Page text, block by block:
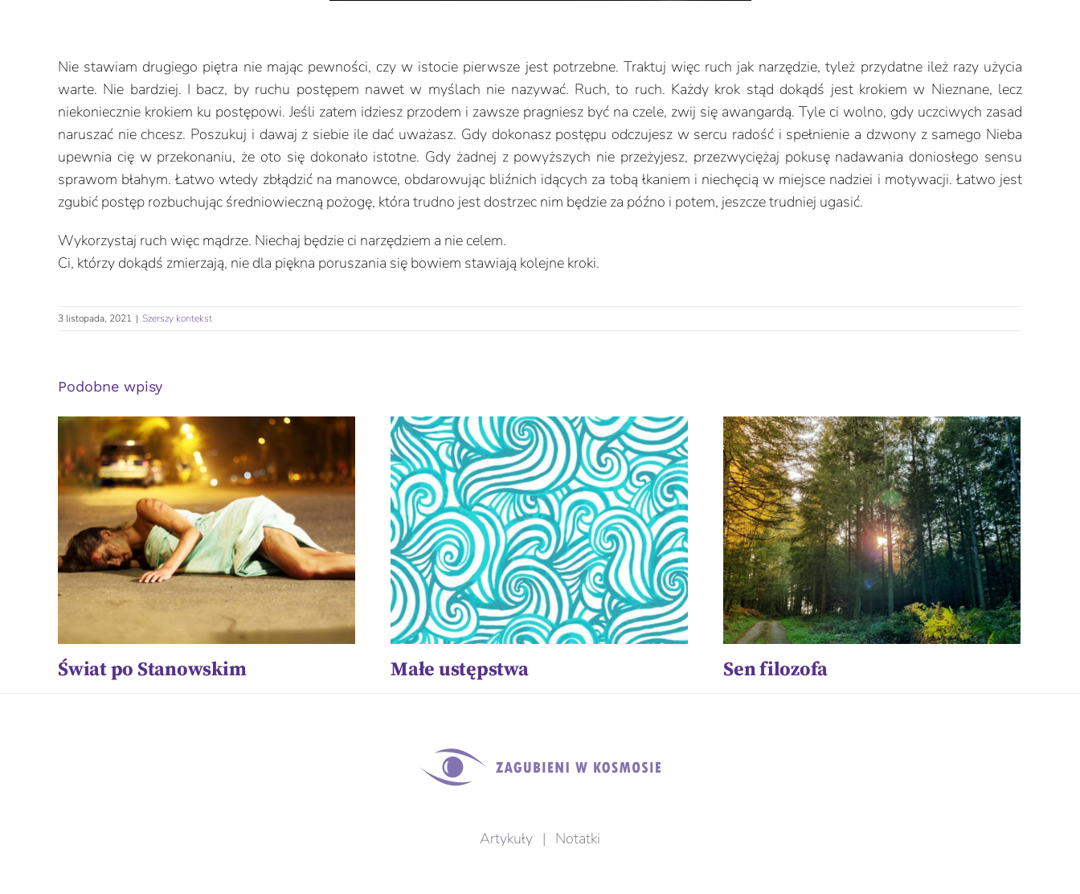
Nie stawiam drugiego piętra nie mając pewności, czy w istocie pierwsze jest potrzebne. Traktuj więc ruch jak narzędzie, tyleż przydatne ileż razy użycia
warte. Nie bardziej. I bacz, by ruchu postępem nawet w myślach nie nazywać. Ruch, to ruch. Każdy krok stąd dokądś jest krokiem w Nieznane, lecz
niekoniecznie krokiem ku postępowi. Jeśli zatem idziesz przodem i zawsze pragniesz być na czele, zwij się awangardą. Tyle ci wolno, gdy uczciwych zasad
naruszać nie chcesz. Poszukuj i dawaj z siebie ile dać uważasz. Gdy dokonasz postępu odczujesz w sercu radość i spełnienie a dzwony z samego Nieba
upewnia cię w przekonaniu, że oto się dokonało istotne. Gdy żadnej z powyższych nie przeżyjesz, przezwyciężaj pokusę nadawania doniosłego sensu
sprawom błahym. Łatwo wtedy zbłądzić na manowce, obdarowując bliźnich idących za tobą łkaniem i niechęcią w miejsce nadziei i motywacji. Łatwo jest
zgubić postęp rozbuchując średniowieczną pożogę, która trudno jest dostrzec nim będzie za późno i potem, jeszcze trudniej ugasić.
Wykorzystaj ruch więc mądrze. Niechaj będzie ci narzędziem a nie celem.
Ci, którzy dokądś zmierzają, nie dla piękna poruszania się bowiem stawiają kolejne kroki.
3 listopada, 2021 | Szerszy kontekst
Podobne wpisy
Świat po Stanowskim Małe ustępstwa Sen filozofa
Artykuły | Notatki